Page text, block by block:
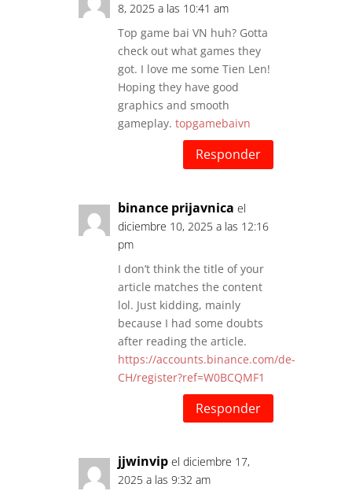
8, 2025 a las 10:41 am
Top game bai VN huh? Gotta
check out what games they
got. I love me some Tien Len!
Hoping they have good
graphics and smooth
gameplay. topgamebaivn
Responder
binance prijavnica el
diciembre 10, 2025 a las 12:16
pm
I don’t think the title of your
article matches the content
lol. Just kidding, mainly
because I had some doubts
after reading the article.
https://accounts.binance.com/de-
CH/register?ref=W0BCQMF1
Responder
jjwinvip el diciembre 17,
2025 a las 9:32 am